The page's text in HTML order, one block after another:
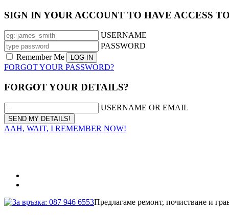
SIGN IN YOUR ACCOUNT TO HAVE ACCESS
USERNAME
PASSWORD
Remember Me
FORGOT YOUR PASSWORD?
FORGOT YOUR DETAILS?
USERNAME OR EMAIL
AAH, WAIT, I REMEMBER NOW!
За връзка: 087 946 6553Предлагаме ремонт, почистване и